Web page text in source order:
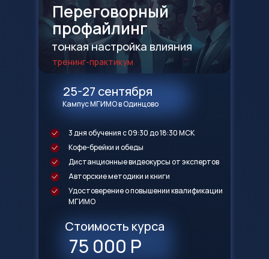
Переговорный
профайлинг
тонкая настройка влияния
Кампус МГИМО в Одинцово
тренинг-практикум
25-27 сентября
3 дня обучения с 09:30 до 18:30 МСК
Кофе-брейки и обеды
Дистанционные видеокурсы от экспертов
Удостоверение о повышении квалификации
МГИМО
Стоимость курса
75 000 Р
Авторские методики и книги